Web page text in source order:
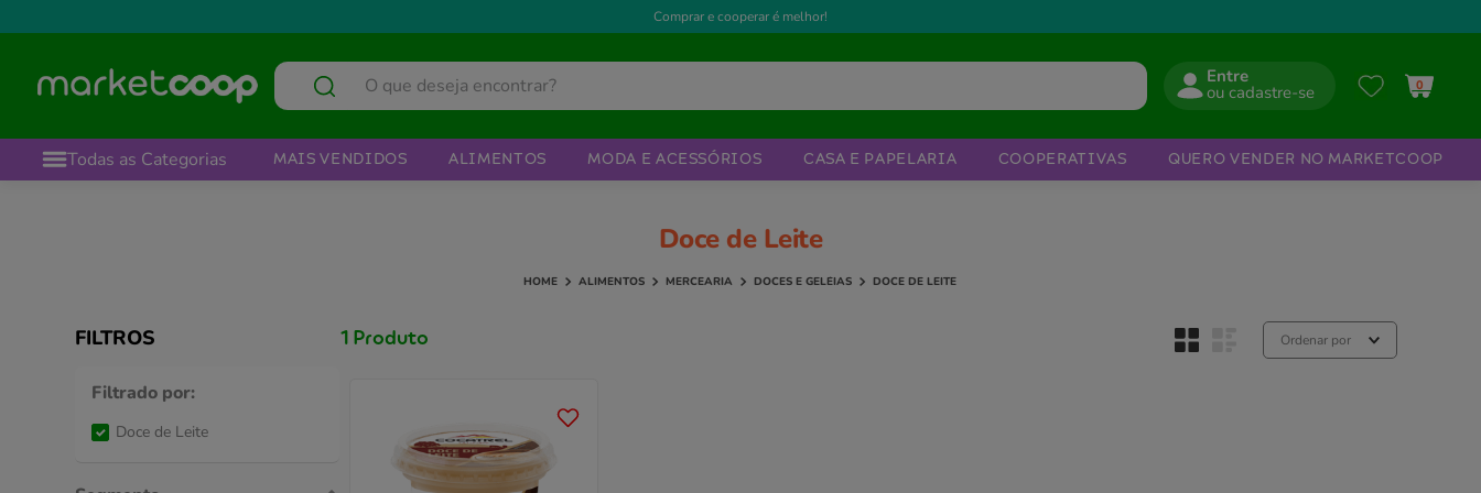
Comprar e cooperar é melhor!
O que deseja encontrar? Entre 0
Todas as Categorias MAIS VENDIDOS ALIMENTOS MODA E ACESSÓRIOS CASA E PAPELARIA COOPERATIVAS QUERO VENDER NO MARKETCOOP
Doce de Leite
ALIMENTOS MERCEARIA DOCES E GELÉIAS DOCE DE LEITE
FILTROS
Filtrado por:
Doce de Leite
1 Produto Ordenar por